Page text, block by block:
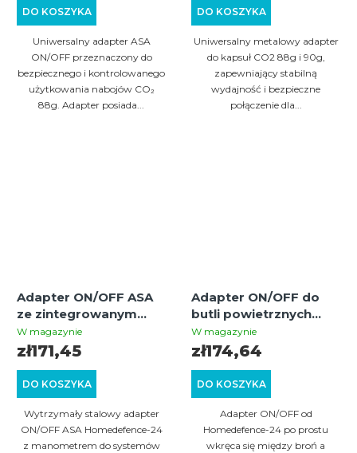
DO KOSZYKA
Uniwersalny adapter ASA
ON/OFF przeznaczony do
bezpiecznego i kontrolowanego
użytkowania nabojów CO₂
88g. Adapter posiada...
DO KOSZYKA
Uniwersalny metalowy adapter
do kapsuł CO2 88g i 90g,
zapewniający stabilną
wydajność i bezpieczne
połączenie dla...
Adapter ON/OFF ASA
ze zintegrowanym
manometrem do butli
HPA – szybkie
odpowietrzanie i
kontrola ciśnienia
W magazynie
DO KOSZYKA
zł171,45
Wytrzymały stalowy adapter
ON/OFF ASA Homedefence-24
z manometrem do systemów
Adapter ON/OFF do
butli powietrznych
HPA odpowiedni do
broni Umarex T4E
W magazynie
DO KOSZYKA
zł174,64
Adapter ON/OFF od
Homedefence-24 po prostu
wkręca się między broń a